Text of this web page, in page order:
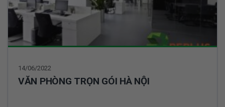
14/06/2022
VĂN PHÒNG TRỌN GÓI HÀ NỘI